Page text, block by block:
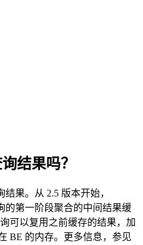
结果吗？
结果。从 2.5 版本开始，
的第一阶段聚合的中间结果缓
可以复用之前缓存的结果，加
BE 的内存。更多信息，参见